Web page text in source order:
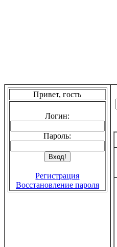
Привет, гость
Логин:
Пароль:
Регистрация
Восстановление пароля